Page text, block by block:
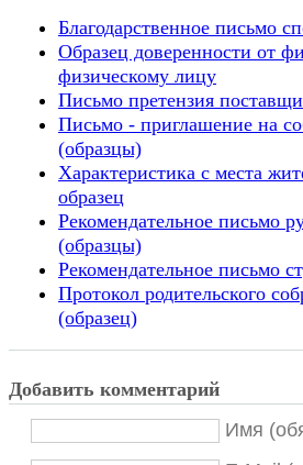
Благодарственное письмо
Образец доверенности от
физическому лицу
Письмо претензия
Письмо - приглашение на
(образцы)
Характеристика с места
образец
Рекомендательное письмо
(образцы)
Рекомендательное письмо
Протокол родительского
(образец)
Добавить комментарий
Имя